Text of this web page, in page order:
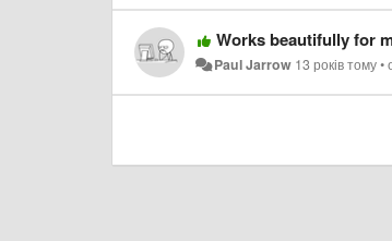
Works beautifully for
Paul Jarrow 13 років тому•